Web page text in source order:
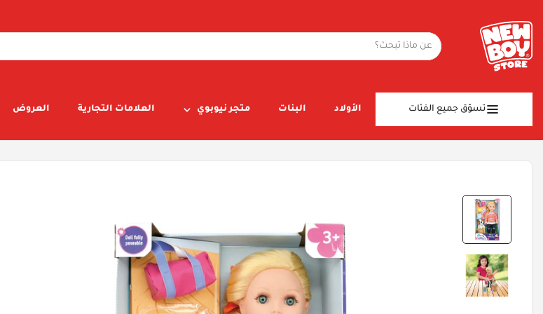
تسوّق جميع الفئات الأولاد البنات متجر نيوبوي العلامات التجارية العروض